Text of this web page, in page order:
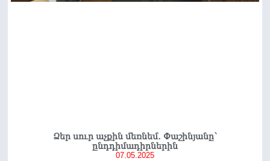
Ձեր սուր աչքին մեռնեմ․ Փաշինյանը՝
ընդդիմադիրներին
07.05.2025